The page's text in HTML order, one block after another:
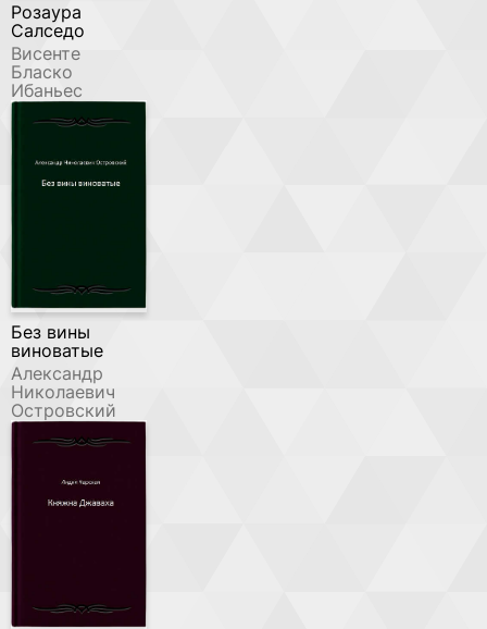
Розаура
Салседо
Висенте
Бласко
Ибаньес
Без вины
виноватые
Александр
Николаевич
Островский